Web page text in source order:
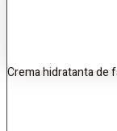
Crema hidratanta de